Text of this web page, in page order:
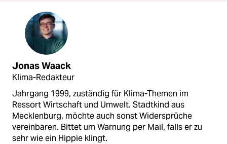
Jonas Waack
Klima-Redakteur
Jahrgang 1999, zuständig für Klima-Themen im
Ressort Wirtschaft und Umwelt. Stadtkind aus
Mecklenburg, möchte auch sonst Widersprüche
vereinbaren. Bittet um Warnung per Mail, falls er zu
sehr wie ein Hippie klingt.